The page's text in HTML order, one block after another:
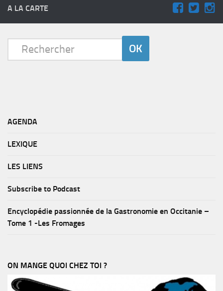
A LA CARTE
AGENDA
LEXIQUE
LES LIENS
Subscribe to Podcast
Encyclopédie passionnée de la Gastronomie en Occitanie –
Tome 1 -Les Fromages
ON MANGE QUOI CHEZ TOI ?